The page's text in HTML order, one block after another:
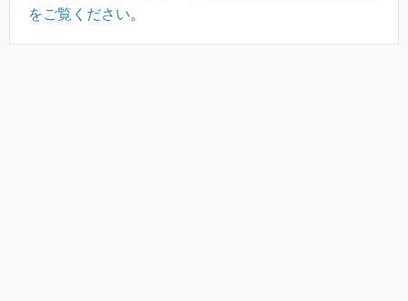
をご覧ください。